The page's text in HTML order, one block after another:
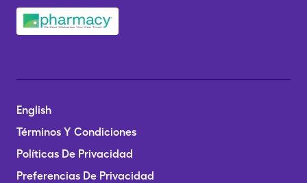
English
Términos Y Condiciones
Políticas De Privacidad
Preferencias De Privacidad